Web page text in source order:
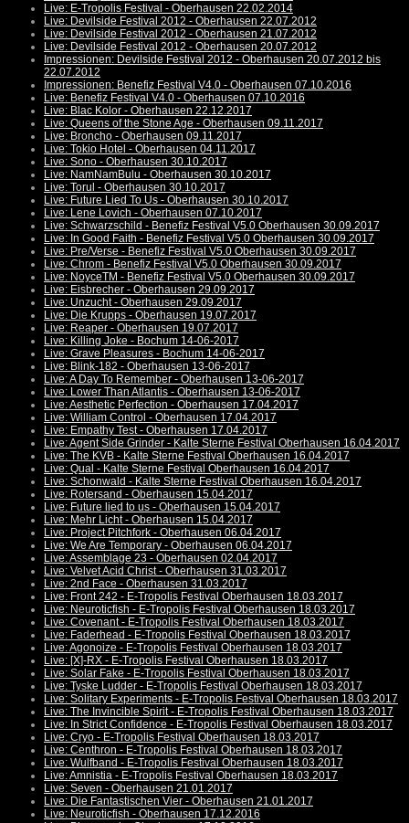
Live: E-Tropolis Festival - Oberhausen 22.02.2014
Live: Devilside Festival 2012 - Oberhausen 22.07.2012
Live: Devilside Festival 2012 - Oberhausen 21.07.2012
Live: Devilside Festival 2012 - Oberhausen 20.07.2012
Impressionen: Devilside Festival 2012 - Oberhausen 20.07.2012 bis
22.07.2012
Impressionen: Benefiz Festival V4.0 - Oberhausen 07.10.2016
Live: Benefiz Festival V4.0 - Oberhausen 07.10.2016
Live: Blac Kolor - Oberhausen 22.12.2017
Live: Queens of the Stone Age - Oberhausen 09.11.2017
Live: Broncho - Oberhausen 09.11.2017
Live: Tokio Hotel - Oberhausen 04.11.2017
Live: Sono - Oberhausen 30.10.2017
Live: NamNamBulu - Oberhausen 30.10.2017
Live: Torul - Oberhausen 30.10.2017
Live: Future Lied To Us - Oberhausen 30.10.2017
Live: Lene Lovich - Oberhausen 07.10.2017
Live: Schwarzschild - Benefiz Festival V5.0 Oberhausen 30.09.2017
Live: In Good Faith - Benefiz Festival V5.0 Oberhausen 30.09.2017
Live: Pre/Verse - Benefiz Festival V5.0 Oberhausen 30.09.2017
Live: Chrom - Benefiz Festival V5.0 Oberhausen 30.09.2017
Live: NoyceTM - Benefiz Festival V5.0 Oberhausen 30.09.2017
Live: Eisbrecher - Oberhausen 29.09.2017
Live: Unzucht - Oberhausen 29.09.2017
Live: Die Krupps - Oberhausen 19.07.2017
Live: Reaper - Oberhausen 19.07.2017
Live: Killing Joke - Bochum 14-06-2017
Live: Grave Pleasures - Bochum 14-06-2017
Live: Blink-182 - Oberhausen 13-06-2017
Live: A Day To Remember - Oberhausen 13-06-2017
Live: Lower Than Atlantis - Oberhausen 13-06-2017
Live: Aesthetic Perfection - Oberhausen 17.04.2017
Live: William Control - Oberhausen 17.04.2017
Live: Empathy Test - Oberhausen 17.04.2017
Live: Agent Side Grinder - Kalte Sterne Festival Oberhausen 16.04.2017
Live: The KVB - Kalte Sterne Festival Oberhausen 16.04.2017
Live: Qual - Kalte Sterne Festival Oberhausen 16.04.2017
Live: Schonwald - Kalte Sterne Festival Oberhausen 16.04.2017
Live: Rotersand - Oberhausen 15.04.2017
Live: Future lied to us - Oberhausen 15.04.2017
Live: Mehr Licht - Oberhausen 15.04.2017
Live: Project Pitchfork - Oberhausen 06.04.2017
Live: We Are Temporary - Oberhausen 06.04.2017
Live: Assemblage 23 - Oberhausen 02.04.2017
Live: Velvet Acid Christ - Oberhausen 31.03.2017
Live: 2nd Face - Oberhausen 31.03.2017
Live: Front 242 - E-Tropolis Festival Oberhausen 18.03.2017
Live: Neuroticfish - E-Tropolis Festival Oberhausen 18.03.2017
Live: Covenant - E-Tropolis Festival Oberhausen 18.03.2017
Live: Faderhead - E-Tropolis Festival Oberhausen 18.03.2017
Live: Agonoize - E-Tropolis Festival Oberhausen 18.03.2017
Live: [X]-RX - E-Tropolis Festival Oberhausen 18.03.2017
Live: Solar Fake - E-Tropolis Festival Oberhausen 18.03.2017
Live: Tyske Ludder - E-Tropolis Festival Oberhausen 18.03.2017
Live: Solitary Experiments - E-Tropolis Festival Oberhausen 18.03.2017
Live: The Invincible Spirit - E-Tropolis Festival Oberhausen 18.03.2017
Live: In Strict Confidence - E-Tropolis Festival Oberhausen 18.03.2017
Live: Cryo - E-Tropolis Festival Oberhausen 18.03.2017
Live: Centhron - E-Tropolis Festival Oberhausen 18.03.2017
Live: Wulfband - E-Tropolis Festival Oberhausen 18.03.2017
Live: Amnistia - E-Tropolis Festival Oberhausen 18.03.2017
Live: Seven - Oberhausen 21.01.2017
Live: Die Fantastischen Vier - Oberhausen 21.01.2017
Live: Neuroticfish - Oberhausen 17.12.2016